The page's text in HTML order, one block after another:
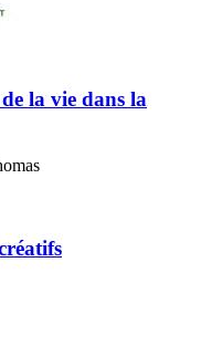
la vie dans la